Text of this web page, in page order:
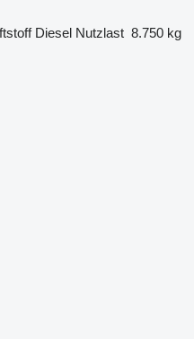
Diesel Nutzlast 8.750 kg